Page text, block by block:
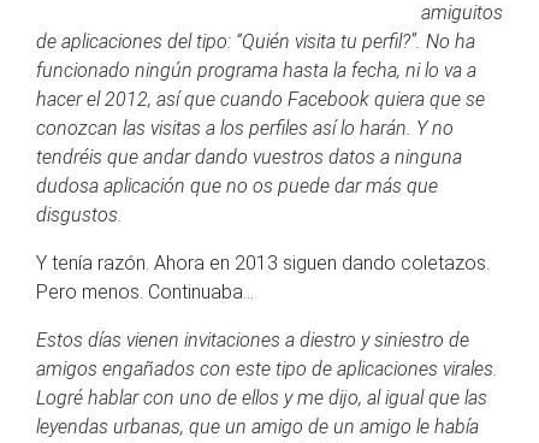
amiguitos
de aplicaciones del tipo: “Quién visita tu perfil?”. No ha
funcionado ningún programa hasta la fecha, ni lo va a
hacer el 2012, así que cuando Facebook quiera que se
conozcan las visitas a los perfiles así lo harán. Y no
tendréis que andar dando vuestros datos a ninguna
dudosa aplicación que no os puede dar más que
disgustos.
Y tenía razón. Ahora en 2013 siguen dando coletazos.
Pero menos. Continuaba…
Estos días vienen invitaciones a diestro y siniestro de
amigos engañados con este tipo de aplicaciones virales.
Logré hablar con uno de ellos y me dijo, al igual que las
leyendas urbanas, que un amigo de un amigo le había